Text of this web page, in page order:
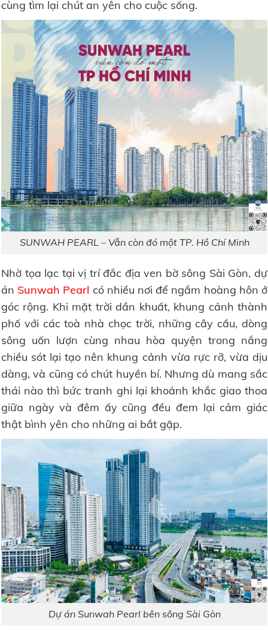
cùng tìm lại chút an yên cho cuộc sống.
SUNWAH PEARL – Vẫn còn đó một TP. Hồ Chí Minh
Nhờ tọa lạc tại vị trí đắc địa ven bờ sông Sài Gòn, dự
án Sunwah Pearl có nhiều nơi để ngắm hoàng hôn ở
góc rộng. Khi mặt trời dần khuất, khung cảnh thành
phố với các toà nhà chọc trời, những cây cầu, dòng
sông uốn lượn cùng nhau hòa quyện trong nắng
chiều sót lại tạo nên khung cảnh vừa rực rỡ, vừa dịu
dàng, và cũng có chút huyền bí. Nhưng dù mang sắc
thái nào thì bức tranh ghi lại khoảnh khắc giao thoa
giữa ngày và đêm ấy cũng đều đem lại cảm giác
thật bình yên cho những ai bắt gặp.
Dự án Sunwah Pearl bên sông Sài Gòn